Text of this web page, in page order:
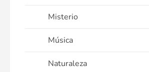
Misterio
Música
Naturaleza